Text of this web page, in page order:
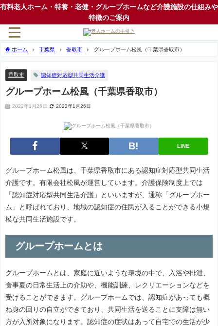
有料老人ホーム・特養・老健・グループホームなど介護施設の仕組みや
特徴のご案内
ホーム 千葉県 香取市 グループホーム松風（千葉県香取市）
香取市 認知症対応型共同生活介護
グループホーム松風（千葉県香取市）
2022年1月26日 2022年1月26日
LINE
グループホーム松風は、千葉県香取市にある認知症対応型共同生活
介護です。有限会社松風が運営しています。介護保険制度上では
「認知症対応型共同生活介護」といいますが、通称「グループホー
ム」と呼ばれており、地域の認知症の住民が入ることができる小規
模な共同生活施設です。
グループホームとは
グループホームとは、家庭に近いような環境の中で、入浴や排泄、
食事夏の日常生活上の介助や、機能訓練、レクリエーションなどを
受けることができます。グループホームでは、認知症があっても概
ね身の回りの自立ができており、共同生活を送ることに支障は無い
方が入所対象になります。認知症の症状はあって自宅での生活が少